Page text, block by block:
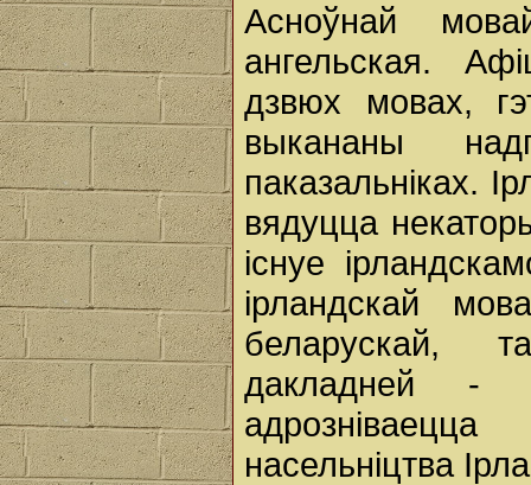
Асноўнай
ангельская.
дзвюх мовах,
выкананы
паказальніках.
вядуцца
існуе
ірландскай
беларускай,
дакладней -
насельніцтва